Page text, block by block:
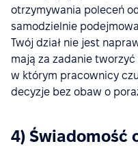
otrzymywania poleceń
samodzielnie
Twój dział nie jest
mają za zadanie
w którym pracownicy
decyzje bez obaw o
4) Świadomość